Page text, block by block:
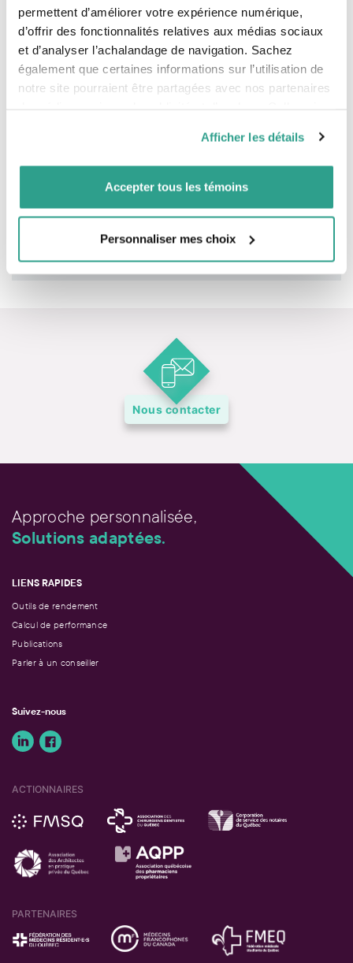
permettent d’améliorer votre expérience numérique,
d’offrir des fonctionnalités relatives aux médias sociaux
et d’analyser l’achalandage de navigation. Sachez
également que certaines informations sur l’utilisation de
notre site pourraient être partagées avec nos partenaires
vous leur auriez fournies ou qu’ils auraient collectées lors
de votre utilisation de leurs services.
Afficher les détails
Accepter tous les témoins
Personnaliser mes choix
-30-
Source:
Financière des professionnels – Fonds d’investissement
inc.
2, Complexe Desjardins Tour de l’Est, 31e étage, C.P. 1116
Téléphone : 514 350-5095
Télécopieur : 514 350-5155
Nous contacter
Approche personnalisée,
Solutions adaptées.
LIENS RAPIDES
Outils de rendement
Calcul de performance
Publications
Parler à un conseiller
Suivez-nous
ACTIONNAIRES
PARTENAIRES